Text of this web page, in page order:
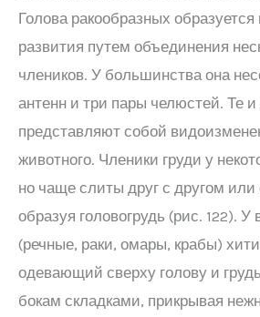
Голова ракообразных образуется
развития путем объединения
члеников. У большинства она
антенн и три пары челюстей. Те и
представляют собой
животного. Членики груди у
но чаще слиты друг с другом или
образуя головогрудь (рис. 122).
(речные, раки, омары, крабы)
одевающий сверху голову и
бокам складками, прикрывая